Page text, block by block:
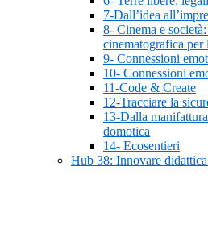
7-Dall’idea
8- Cinema e società:
cinematografica
9- Connessioni
10- Connessioni
11-Code & Create
12-Tracciare la
13-Dalla
domotica
14- Ecosentieri
Hub 38: Innovare